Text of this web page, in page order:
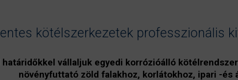
kötélszerkezetek professzionális
határidőkkel vállaljuk egyedi korrózióálló
növényfuttató zöld falakhoz, korlátokhoz, ipari -és